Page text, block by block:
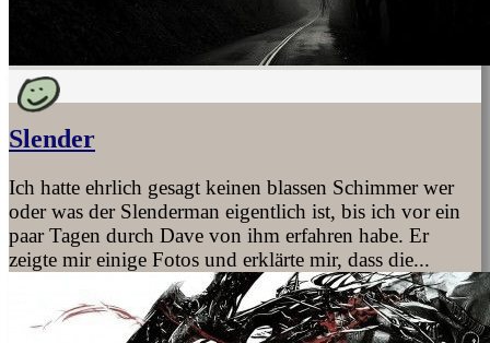
Slender
Ich hatte ehrlich gesagt keinen blassen Schimmer wer
oder was der Slenderman eigentlich ist, bis ich vor ein
paar Tagen durch Dave von ihm erfahren habe. Er
zeigte mir einige Fotos und erklärte mir, dass die...